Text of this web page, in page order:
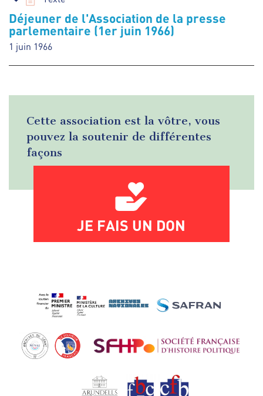
Déjeuner de l'Association de la presse
parlementaire (1er juin 1966)
1 juin 1966
Cette association est la vôtre, vous
pouvez la soutenir de différentes
façons
JE FAIS UN DON